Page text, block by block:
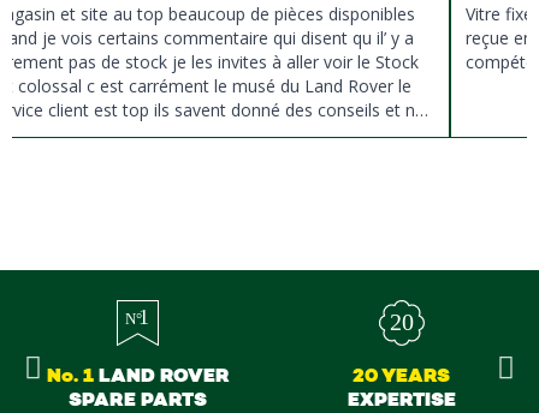
et site au top beaucoup de pièces disponibles
je vois certains commentaire qui disent qu il’ y a
pas de stock je les invites à aller voir le Stock
colossal c est carrément le musé du Land Rover le
client est top ils savent donné des conseils et ne
pas à la vente ils sont vraiment au top du top
Vitre
reçue
No. 1LAND ROVER
SPARE PARTS
20 YEARS
EXPERTISE